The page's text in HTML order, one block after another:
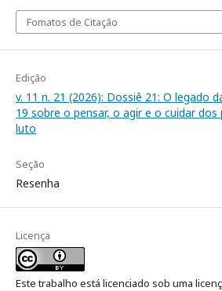
Fomatos de Citação
Edição
v. 11 n. 21 (2026): Dossiê 21: O legado
19 sobre o pensar, o agir e o cuidar
luto
Seção
Resenha
Licença
Este trabalho está licenciado sob uma